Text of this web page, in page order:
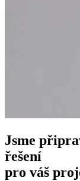
Jsme
řešení
pro váš